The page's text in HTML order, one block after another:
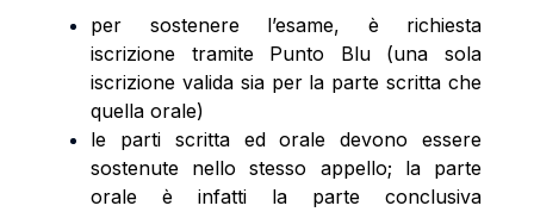
per sostenere l’esame, è richiesta
iscrizione tramite Punto Blu (una sola
iscrizione valida sia per la parte scritta che
quella orale)
le parti scritta ed orale devono essere
sostenute nello stesso appello; la parte
orale è infatti la parte conclusiva